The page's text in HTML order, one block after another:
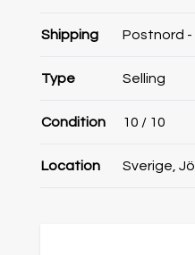
Shipping Postnord -
Type Selling
Condition 10 / 10
Location Sverige,